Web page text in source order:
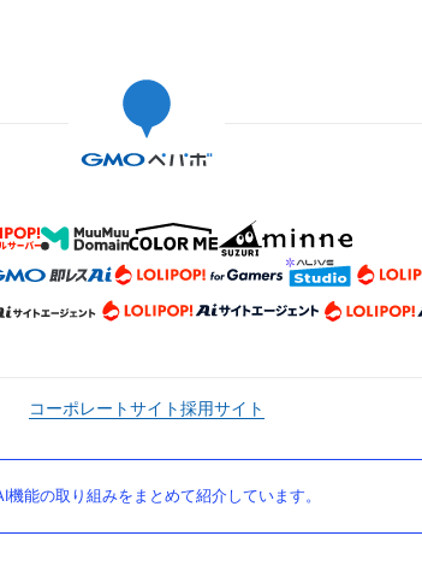
コーポレートサイト採用サイト
能の取り組みをまとめて紹介しています。